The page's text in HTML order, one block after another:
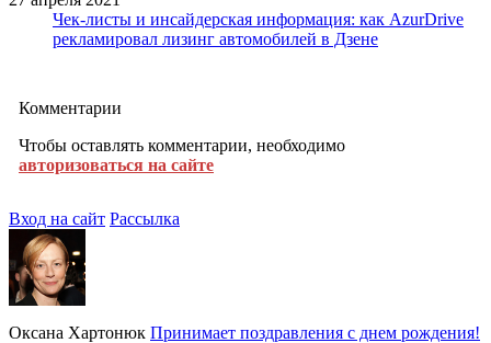
Чек-листы и инсайдерская информация: как AzurDrive
рекламировал лизинг автомобилей в Дзене
Комментарии
Чтобы оставлять комментарии, необходимо
авторизоваться на сайте
Вход на сайт Рассылка
Оксана Хартонюк Принимает поздравления с днем рождения!